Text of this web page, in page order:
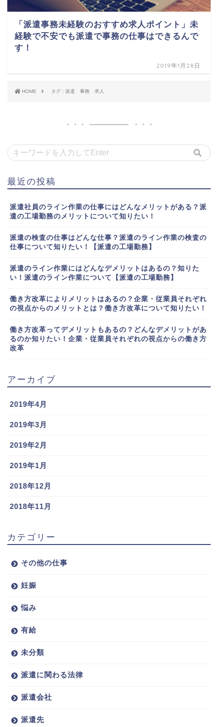
「派遣事務未経験のおすすめ求人ポイント」未
経験で不安でも派遣で事務の仕事はできるんで
す！
2019年1月28日
HOME タグ : 派遣 事務 求人
最近の投稿
派遣社員のライン作業の仕事にはどんなメリットがある？派
遣の工場勤務のメリットについて知りたい！
派遣の検査の仕事はどんな仕事？派遣のライン作業の検査の
仕事について知りたい！【派遣の工場勤務】
派遣のライン作業にはどんなデメリットはあるの？知りた
い！派遣のライン作業について【派遣の工場勤務】
働き方改革によりメリットはあるの？企業・従業員それぞれ
の視点からのメリットとは？働き方改革について知りたい！
働き方改革ってデメリットもあるの？どんなデメリットがあ
るのか知りたい！企業・従業員それぞれの視点からの働き方
改革
アーカイブ
2019年4月
2019年3月
2019年2月
2019年1月
2018年12月
2018年11月
カテゴリー
その他の仕事
妊娠
悩み
有給
未分類
派遣に関わる法律
派遣会社
派遣先